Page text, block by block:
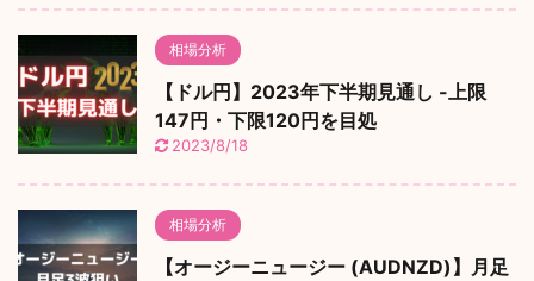
相場分析
【ドル円】2023年下半期見通し -上限
147円・下限120円を目処
2023/8/18
相場分析
【オージーニュージー (AUDNZD)】月足